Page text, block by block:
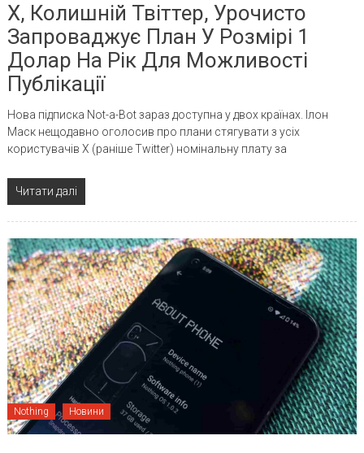
X, Колишній Твіттер, Урочисто
Запроваджує План У Розмірі 1
Долар На Рік Для Можливості
Публікації
Нова підписка Not-a-Bot зараз доступна у двох країнах. Ілон
Маск нещодавно оголосив про плани стягувати з усіх
користувачів X (раніше Twitter) номінальну плату за
Читати далі
Nothing Новини